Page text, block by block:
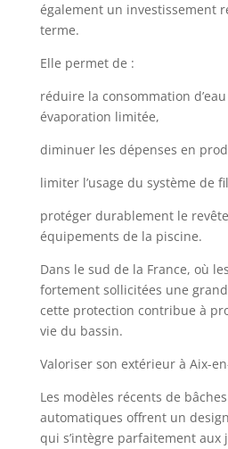
également un investissement
terme.
Elle permet de :
réduire la consommation
évaporation limitée,
diminuer les dépenses en
limiter l’usage du système de
protéger durablement le
équipements de la piscine.
Dans le sud de la France, où
fortement sollicitées une
cette protection contribue à
vie du bassin.
Valoriser son extérieur à Aix-
Les modèles récents de
automatiques offrent un
qui s’intègre parfaitement aux